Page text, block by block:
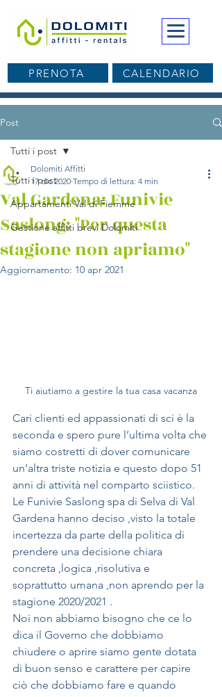
PRENOTA CALENDARIO
Post
Tutti i post
Appartamenti Val di Fiemme
Gestione affitti brevi Dolomiti
Tutti i post
Val Gardena: Funivie
Saslong: "Per questa
stagione non apriamo"
Dolomiti Affitti
17 dic 2020 Tempo di lettura: 4 min
Aggiornamento: 10 apr 2021
Ti aiutiamo a gestire la tua casa vacanza
Cari clienti ed appassionati di sci è la
seconda e spero pure l’ultima volta che
siamo costretti di dover comunicare
un’altra triste notizia e questo dopo 51
anni di attività nel comparto sciistico.
Le Funivie Saslong spa di Selva di Val
Gardena hanno deciso ,visto la totale
incertezza da parte della politica di
prendere una decisione chiara
concreta ,logica ,risolutiva e
soprattutto umana ,non aprendo per la
stagione 2020/2021 .
Noi non abbiamo bisogno che ce lo
dica il Governo che dobbiamo
chiudere o aprire siamo gente dotata
di buon senso e carattere per capire
ciò che dobbiamo fare e quando